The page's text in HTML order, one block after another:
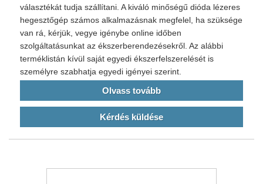
választékát tudja szállítani. A kiváló minőségű dióda lézeres
hegesztőgép számos alkalmazásnak megfelel, ha szüksége
van rá, kérjük, vegye igénybe online időben
szolgáltatásunkat az ékszerberendezésekről. Az alábbi
terméklistán kívül saját egyedi ékszerfelszerelését is
személyre szabhatja egyedi igényei szerint.
Olvass tovább
Kérdés küldése